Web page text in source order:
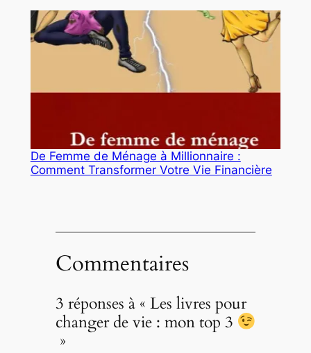
De Femme de Ménage à Millionnaire :
Comment Transformer Votre Vie Financière
Commentaires
3 réponses à « Les livres pour
changer de vie : mon top 3
»